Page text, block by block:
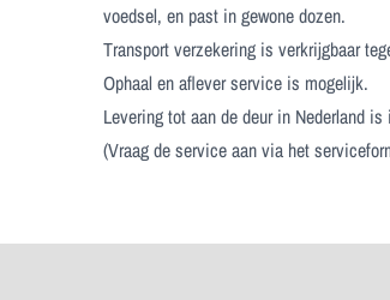
voedsel, en past in gewone dozen.
Transport verzekering is verkrijgbaar
Ophaal en aflever service is mogelijk.
Levering tot aan de deur in Nederland is
(Vraag de service aan via het